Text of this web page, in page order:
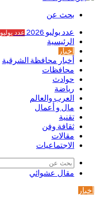
بحث عن
عدد يوليو 2026 عدد يوليو 2026
الرئيسية
أخبار
أخبار محافظة الشرقية
محافظات
حوادث
رياضة
العرب والعالم
مال و أعمال
تقنية
ثقافة وفن
مقالات
الاجتماعيات
مقال عشوائي
أخبار